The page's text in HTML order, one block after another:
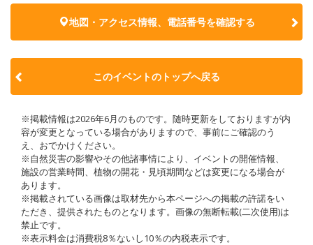
地図・アクセス情報、電話番号を確認する
このイベントのトップへ戻る
※掲載情報は2026年6月のものです。随時更新をしておりますが内
容が変更となっている場合がありますので、事前にご確認のう
え、おでかけください。
※自然災害の影響やその他諸事情により、イベントの開催情報、
施設の営業時間、植物の開花・見頃期間などは変更になる場合が
あります。
※掲載されている画像は取材先から本ページへの掲載の許諾をい
ただき、提供されたものとなります。画像の無断転載(二次使用)は
禁止です。
※表示料金は消費税8％ないし10％の内税表示です。